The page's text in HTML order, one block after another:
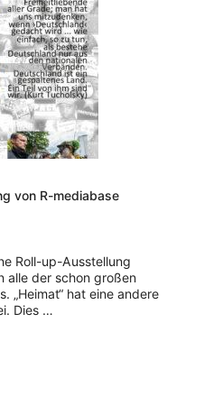
von R-mediabase
Roll-up-Ausstellung
alle der schon großen
„Heimat“ hat eine andere
Dies …